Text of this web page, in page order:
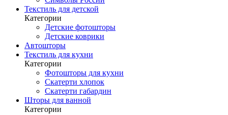
Текстиль для детской
Категории
Детские фотошторы
Детские коврики
Автошторы
Текстиль для кухни
Категории
Фотошторы для кухни
Скатерти хлопок
Скатерти габардин
Шторы для ванной
Категории